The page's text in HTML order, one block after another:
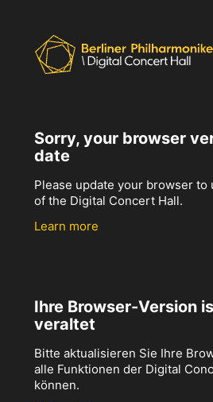
Sorry, your browser
date
Please update your browser to
of the Digital Concert Hall.
Learn more
Ihre Browser-Version
veraltet
Bitte aktualisieren Sie Ihre
alle Funktionen der Digital
können.